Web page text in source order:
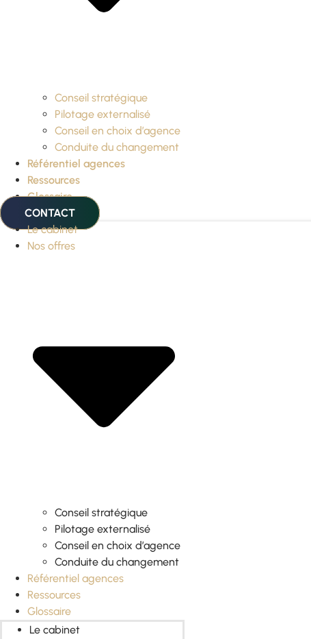
Conseil stratégique
Pilotage externalisé
Conseil en choix d’agence
Conduite du changement
Référentiel agences
Ressources
Glossaire
CONTACT
Le cabinet
Nos offres
Conseil stratégique
Pilotage externalisé
Conseil en choix d’agence
Conduite du changement
Référentiel agences
Ressources
Glossaire
Le cabinet